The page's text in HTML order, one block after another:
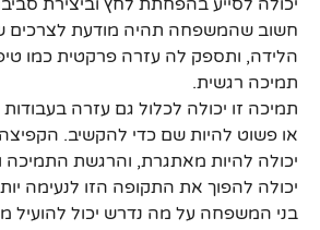
יכולה לסייע בהפחתת לחץ וביצירת
חשוב שהמשפחה תהיה מודעת
הלידה, ותספק לה עזרה פרקטית כמו
תמיכה רגשית.
תמיכה זו יכולה לכלול גם עזרה
או פשוט להיות שם כדי להקשיב.
יכולה להיות מאתגרת, והרגשת
יכולה להפוך את התקופה הזו לנעימה
בני המשפחה על מה נדרש יכול להועיל